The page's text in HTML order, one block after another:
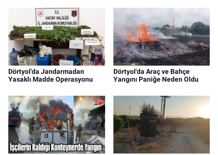
Dörtyol'da Jandarmadan
Yasaklı Madde Operasyonu
Dörtyol'da Araç ve Bahçe
Yangını Paniğe Neden Oldu